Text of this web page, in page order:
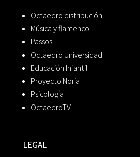
Octaedro distribución
Música y flamenco
Passos
Octaedro Universidad
Educación Infantil
Proyecto Noria
Psicología
OctaedroTV
LEGAL